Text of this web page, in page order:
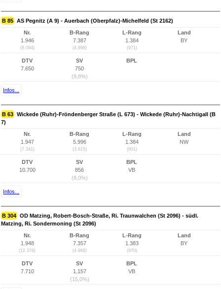
B 85 AS Pegnitz (A 9) - Auerbach (Oberpfalz)-Michelfeld (St 2162)
Nr.
1.946
(8.094)
B-Rang
7.387
(4.998)
L-Rang
1.384
(971)
Land
BY
DTV
7.650
SV
750
(9,8%)
BPL
Infos...
B 63 Wickede (Ruhr)-Fröndenberger Straße (L 673) - Wickede (Ruhr)-Nachtigall (B
7)
Nr.
1.947
(7.341)
B-Rang
5.996
(3.615)
L-Rang
1.384
(801)
Land
NW
DTV
10.700
SV
856
(8,0%)
BPL
VB
Infos...
B 304 OD Matzing, Robert-Bosch-Straße, Ri. Traunwalchen (St 2096) - südl.
Matzing, Ri. Sondermoning (St 2096)
Nr.
1.948
(12.376)
B-Rang
7.357
(4.968)
L-Rang
1.383
(970)
Land
BY
DTV
7.710
SV
1.157
(15,0%)
BPL
VB